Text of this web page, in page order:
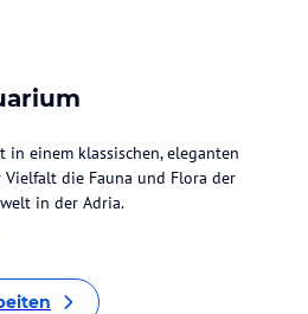
in einem klassischen, eleganten
Vielfalt die Fauna und Flora der
in der Adria.